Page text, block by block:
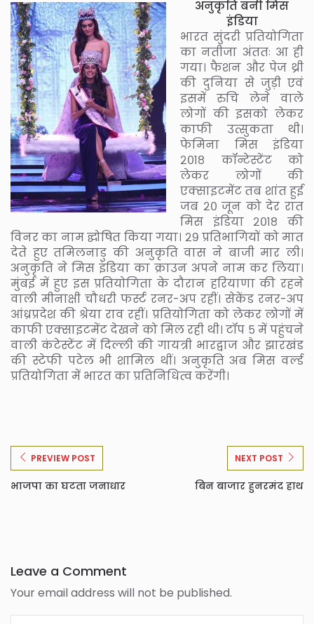
अनुकृति बनी मिस
इंडिया
भारत सुंदरी प्रतियोगिता
का नतीजा अंततः आ ही
गया। फैशन और पेज थ्री
की दुनिया से जुड़ी एवं
इसमें रुचि लेने वाले
लोगों की इसको लेकर
काफी उत्सुकता थी।
फेमिना मिस इंडिया
२०१८ कॉन्टेस्टेंट को
लेकर लोगों की
एक्साइटमेंट तब शांत हुई
जब २० जून को देर रात
मिस इंडिया २०१८ की
विनर का नाम द्घोषित किया गया। २९ प्रतिभागियों को मात
देते हुए तमिलनाडु की अनुकृति वास ने बाजी मार ली।
अनुकृति ने मिस इंडिया का क्राउन अपने नाम कर लिया।
मुंबई में हुए इस प्रतियोगिता के दौरान हरियाणा की रहने
वाली मीनाक्षी चौधरी फर्स्ट रनर-अप रहीं। सेकेंड रनर-अप
आंध्रप्रदेश की श्रेया राव रहीं। प्रतियोगिता को लेकर लोगों में
काफी एक्साइटमेंट देखने को मिल रही थी। टॉप ५ में पहुंचने
वाली कंटेस्टेंट में दिल्ली की गायत्री भारद्वाज और झारखंड
की स्टेफी पटेल भी शामिल थीं। अनुकृति अब मिस वर्ल्ड
प्रतियोगिता में भारत का प्रतिनिधित्व करेंगी।
PREVIEW POST
भाजपा का घटता जनाधार
NEXT POST
बिन बाजार हुनरमंद हाथ
Leave a Comment
Your email address will not be published.